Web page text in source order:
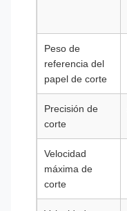
Peso de
referencia del
papel de corte
Precisión de
corte
Velocidad
máxima de
corte